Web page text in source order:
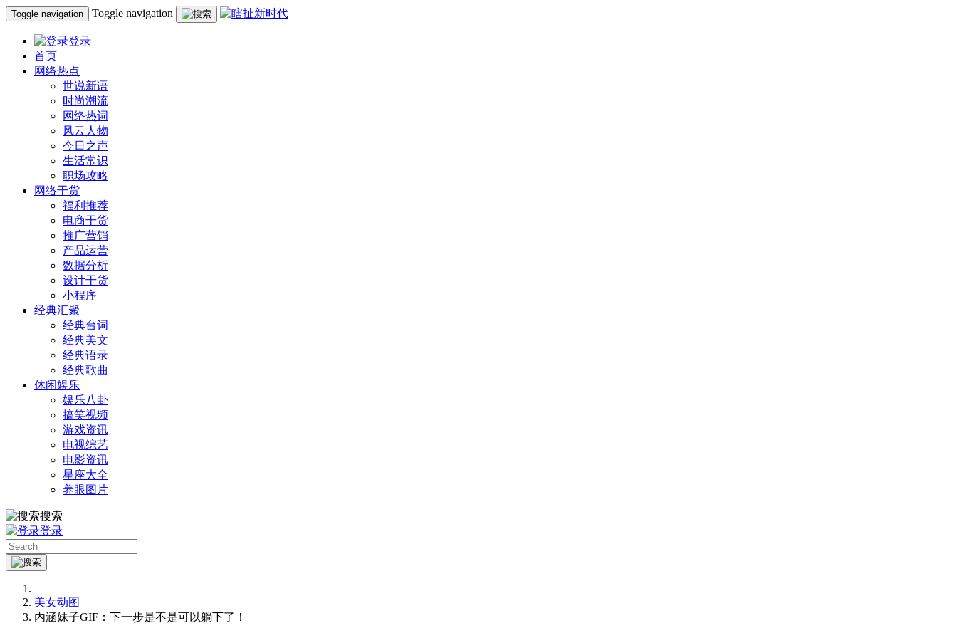
Toggle navigation Toggle navigation
登录
首页
网络热点
世说新语
时尚潮流
网络热词
风云人物
今日之声
生活常识
职场攻略
网络干货
福利推荐
电商干货
推广营销
产品运营
数据分析
设计干货
小程序
经典汇聚
经典台词
经典美文
经典语录
经典歌曲
休闲娱乐
娱乐八卦
搞笑视频
游戏资讯
电视综艺
电影资讯
星座大全
养眼图片
搜索
登录
美女动图
内涵妹子GIF：下一步是不是可以躺下了！